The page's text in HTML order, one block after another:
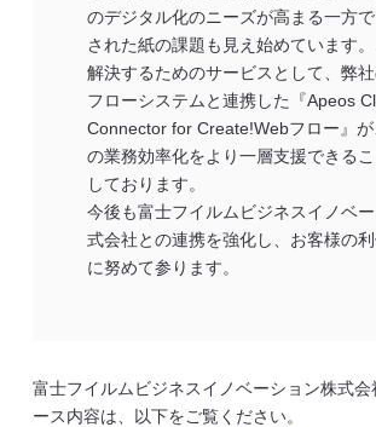
のデジタル化のニーズが高まる一方
された紙の課題も見え始めています
解決するためのサービスとして、弊
フローシステムと連携した『Apeos
Connector for Create!Webフロー』
の業務効率化をより一層支援できる
しております。
今後も富士フイルムビジネスイノベ
式会社との連携を強化し、お客様の
に努めて参ります。
富士フイルムビジネスイノベーション株式会
ース内容は、以下をご覧ください。